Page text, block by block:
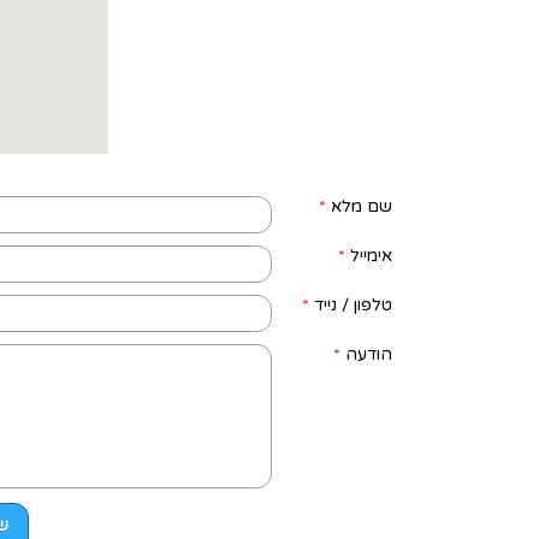
שם מלא *
אימייל *
טלפון / נייד *
הודעה *